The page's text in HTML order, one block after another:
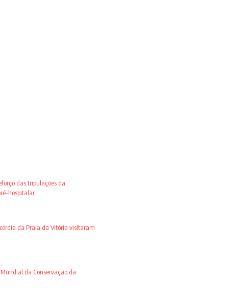
das tripulações da
hospitalar
da Praia da Vitória visitaram
da Conservação da